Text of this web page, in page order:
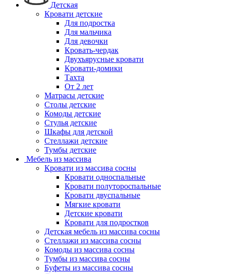
Детская
Кровати детские
Для подростка
Для мальчика
Для девочки
Кровать-чердак
Двухъярусные кровати
Кровати-домики
Тахта
От 2 лет
Матрасы детские
Столы детские
Комоды детские
Стулья детские
Шкафы для детской
Стеллажи детские
Тумбы детские
Мебель из массива
Кровати из массива сосны
Кровати односпальные
Кровати полутороспальные
Кровати двуспальные
Мягкие кровати
Детские кровати
Кровати для подростков
Детская мебель из массива сосны
Стеллажи из массива сосны
Комоды из массива сосны
Тумбы из массива сосны
Буфеты из массива сосны